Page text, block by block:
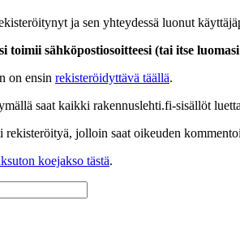
ja sen yhteydessä luonut
sähköpostiosoitteesi (tai itse
on ensin rekisteröidyttävä täällä.
saat kaikki rakennuslehti.fi-sisällöt
jolloin saat oikeuden
koejakso tästä.